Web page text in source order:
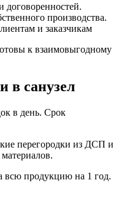
договоренностей.
производства.
и заказчикам
к взаимовыгодному
в санузел
в день. Срок
перегородки из ДСП и
продукцию на 1 год.